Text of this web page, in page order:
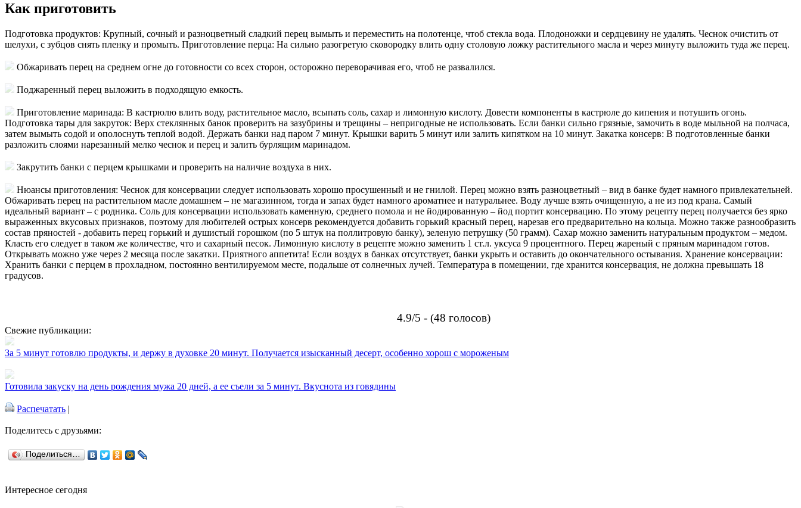
Как приготовить
Подготовка продуктов: Крупный, сочный и разноцветный сладкий перец вымыть и переместить на полотенце, чтоб стекла вода. Плодоножки и сердцевину не удалять. Чеснок очистить от
шелухи, с зубцов снять пленку и промыть. Приготовление перца: На сильно разогретую сковородку влить одну столовую ложку растительного масла и через минуту выложить туда же перец.
Обжаривать перец на среднем огне до готовности со всех сторон, осторожно переворачивая его, чтоб не развалился.
Поджаренный перец выложить в подходящую емкость.
Приготовление маринада: В кастрюлю влить воду, растительное масло, всыпать соль, сахар и лимонную кислоту. Довести компоненты в кастрюле до кипения и потушить огонь.
Подготовка тары для закруток: Верх стеклянных банок проверить на зазубрины и трещины – непригодные не использовать. Если банки сильно грязные, замочить в воде мыльной на полчаса,
затем вымыть содой и ополоснуть теплой водой. Держать банки над паром 7 минут. Крышки варить 5 минут или залить кипятком на 10 минут. Закатка консерв: В подготовленные банки
разложить слоями нарезанный мелко чеснок и перец и залить бурлящим маринадом.
Закрутить банки с перцем крышками и проверить на наличие воздуха в них.
Нюансы приготовления: Чеснок для консервации следует использовать хорошо просушенный и не гнилой. Перец можно взять разноцветный – вид в банке будет намного привлекательней.
Обжаривать перец на растительном масле домашнем – не магазинном, тогда и запах будет намного ароматнее и натуральнее. Воду лучше взять очищенную, а не из под крана. Самый
идеальный вариант – с родника. Соль для консервации использовать каменную, среднего помола и не йодированную – йод портит консервацию. По этому рецепту перец получается без ярко
выраженных вкусовых признаков, поэтому для любителей острых консерв рекомендуется добавить горький красный перец, нарезав его предварительно на кольца. Можно также разнообразить
состав пряностей - добавить перец горький и душистый горошком (по 5 штук на поллитровую банку), зеленую петрушку (50 грамм). Сахар можно заменить натуральным продуктом – медом.
Класть его следует в таком же количестве, что и сахарный песок. Лимонную кислоту в рецепте можно заменить 1 ст.л. уксуса 9 процентного. Перец жареный с пряным маринадом готов.
Открывать можно уже через 2 месяца после закатки. Приятного аппетита! Если воздух в банках отсутствует, банки укрыть и оставить до окончательного остывания. Хранение консервации:
Хранить банки с перцем в прохладном, постоянно вентилируемом месте, подальше от солнечных лучей. Температура в помещении, где хранится консервация, не должна превышать 18
градусов.
4.9/5 - (48 голосов)
Свежие публикации:
За 5 минут готовлю продукты, и держу в духовке 20 минут. Получается изысканный десерт, особенно хорош с мороженым
Готовила закуску на день рождения мужа 20 дней, а ее съели за 5 минут. Вкуснота из говядины
Распечатать |
Поделитесь с друзьями:
Поделиться…
Интересное сегодня